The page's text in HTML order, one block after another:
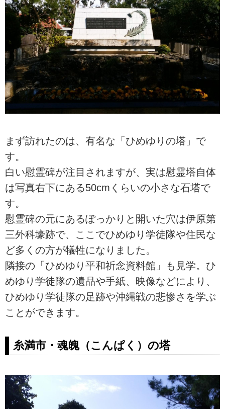
まず訪れたのは、有名な「ひめゆりの塔」で
す。
白い慰霊碑が注目されますが、実は慰霊塔自体
は写真右下にある50cmくらいの小さな石塔で
す。
慰霊碑の元にあるぽっかりと開いた穴は伊原第
三外科壕跡で、ここでひめゆり学徒隊や住民な
ど多くの方が犠牲になりました。
隣接の「ひめゆり平和祈念資料館」も見学。ひ
めゆり学徒隊の遺品や手紙、映像などにより、
ひめゆり学徒隊の足跡や沖縄戦の悲惨さを学ぶ
ことができます。
糸満市・魂魄（こんぱく）の塔